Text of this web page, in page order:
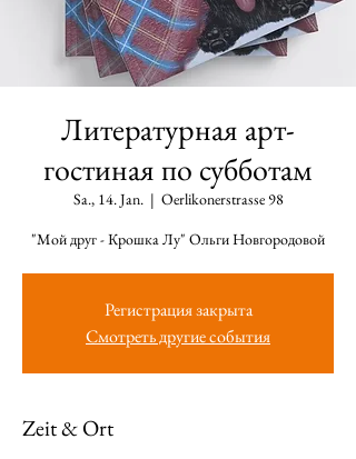
Литературная арт-
гостиная по субботам
Sa., 14. Jan.
  |
Oerlikonerstrasse 98
"Мой друг - Крошка Лу" Ольги Новгородовой
Регистрация закрыта
Смотреть другие события
Zeit & Ort